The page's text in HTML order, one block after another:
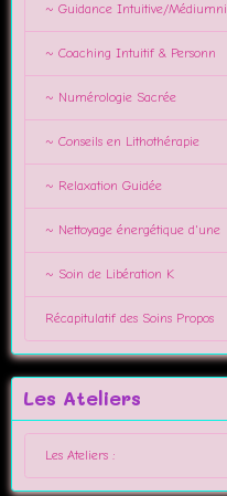
~ Guidance Intuitive/Médiumni
~ Coaching Intuitif & Personn
~ Numérologie Sacrée
~ Conseils en Lithothérapie
~ Relaxation Guidée
~ Nettoyage énergétique d'une
~ Soin de Libération K
Récapitulatif des Soins Propos
Les Ateliers
Les Ateliers :